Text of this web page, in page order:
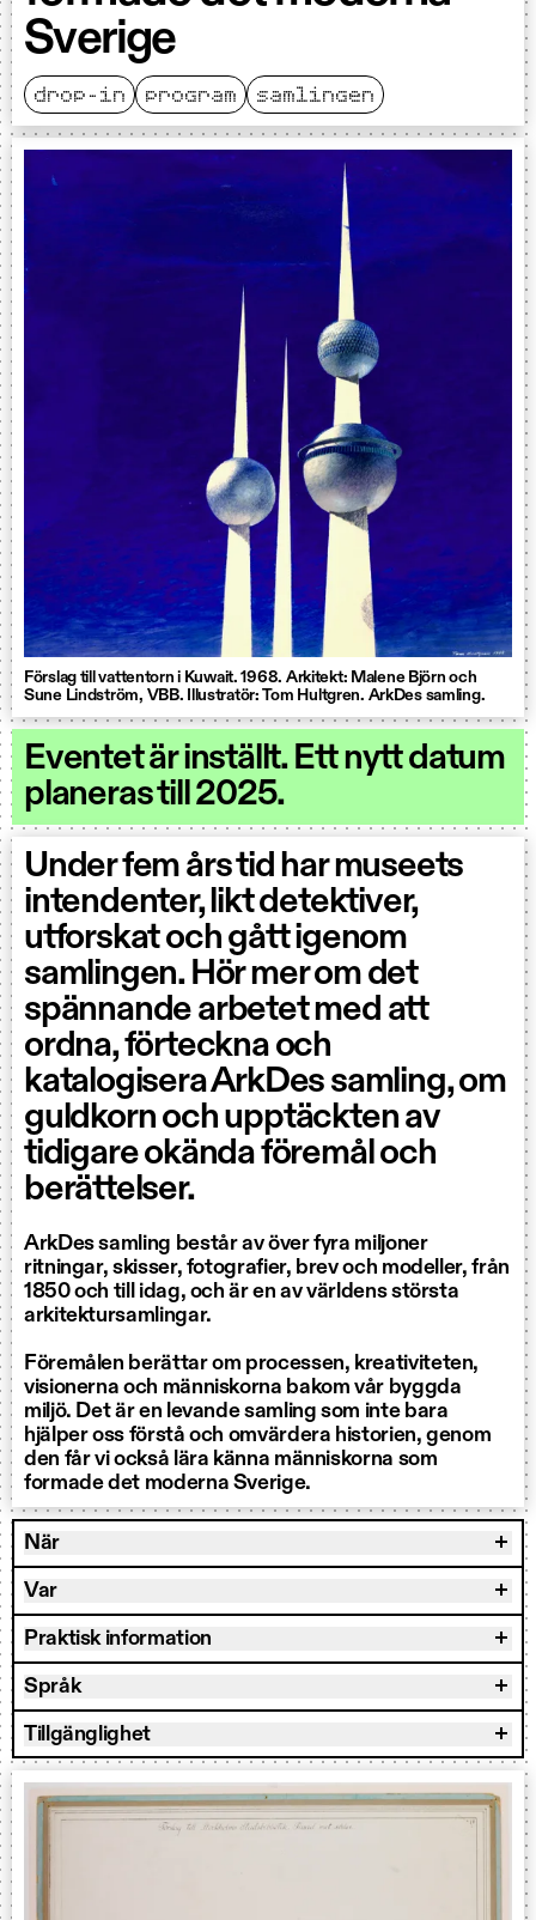
Sverige
drop-in program samlingen
Förslag till vattentorn i Kuwait. 1968. Arkitekt: Malene Björn och
Sune Lindström, VBB. Illustratör: Tom Hultgren. ArkDes samling.
Eventet är inställt. Ett nytt datum
planeras till 2025.
Under fem års tid har museets
intendenter, likt detektiver,
utforskat och gått igenom
samlingen. Hör mer om det
spännande arbetet med att
ordna, förteckna och
katalogisera ArkDes samling, om
guldkorn och upptäckten av
tidigare okända föremål och
berättelser.
ArkDes samling består av över fyra miljoner
ritningar, skisser, fotografier, brev och modeller, från
1850 och till idag, och är en av världens största
arkitektursamlingar.
Föremålen berättar om processen, kreativiteten,
visionerna och människorna bakom vår byggda
miljö. Det är en levande samling som inte bara
hjälper oss förstå och omvärdera historien, genom
den får vi också lära känna människorna som
formade det moderna Sverige.
När
Var
Praktisk information
Språk
Tillgänglighet